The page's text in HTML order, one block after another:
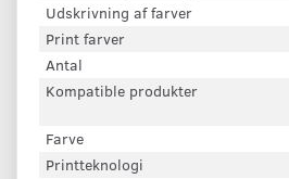
Udskrivning af farver
Print farver
Antal
Kompatible produkter
Farve
Printteknologi